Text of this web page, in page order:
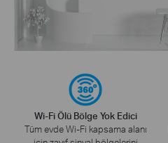
Wi-Fi Ölü Bölge Yok Edici
Tüm evde Wi-Fi kapsama alanı